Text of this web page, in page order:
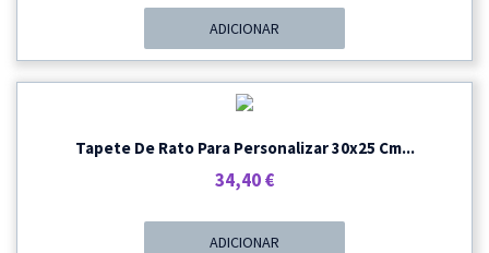
ADICIONAR
Tapete De Rato Para Personalizar 30x25 Cm...
34,40€
ADICIONAR